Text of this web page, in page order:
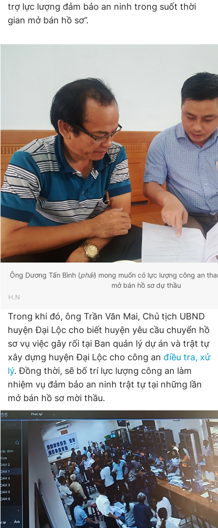
trợ lực lượng đảm bảo an ninh trong suốt thời
gian mở bán hồ sơ”.
Ông Dương Tấn Bình (phải) mong muốn có lực lượng công an
mở bán hồ sơ dự thầu
H.N
Trong khi đó, ông Trần Văn Mai, Chủ tịch UBND
huyện Đại Lộc cho biết huyện yêu cầu chuyển hồ
sơ vụ việc gây rối tại Ban quản lý dự án và trật tự
xây dựng huyện Đại Lộc cho công an điều tra, xử
lý. Đồng thời, sẽ bố trí lực lượng công an làm
nhiệm vụ đảm bảo an ninh trật tự tại những lần
mở bán hồ sơ mời thầu.